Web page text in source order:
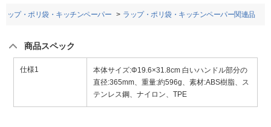
ラップ・ポリ袋・キッチンペーパー ラップ・ポリ袋・キッチンペーパー関連品
商品スペック
仕様1
本体サイズ:Φ19.6×31.8cm 白いハンドル部分の
直径:365mm、重量:約596g、素材:ABS樹脂、ス
テンレス鋼、ナイロン、TPE